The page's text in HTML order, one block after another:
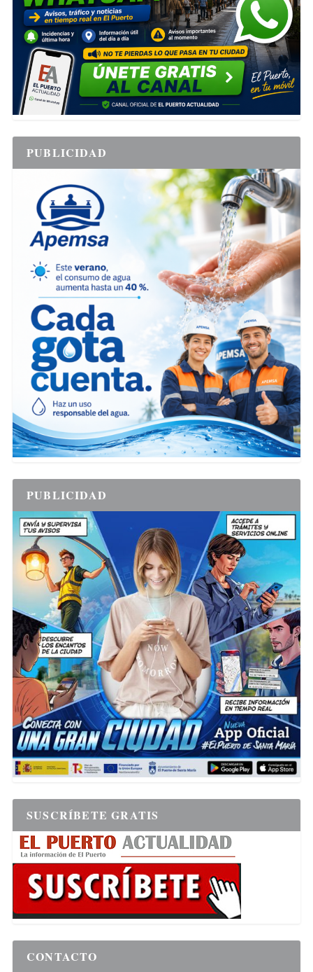
PUBLICIDAD
PUBLICIDAD
SUSCRÍBETE GRATIS
CONTACTO